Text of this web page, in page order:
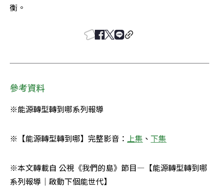
衡。
參考資料
※能源轉型轉到哪系列報導
※【能源轉型轉到哪】完整影音： 上集 、下集
※本文轉載自 公視《我們的島》節目—【能源轉型轉到哪
系列報導｜啟動下個能世代】